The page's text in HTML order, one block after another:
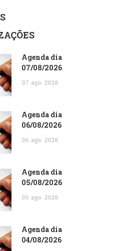
Agenda dia
07/08/2026
07 ago 2026
Agenda dia
06/08/2026
06 ago 2026
Agenda dia
05/08/2026
05 ago 2026
Agenda dia
04/08/2026